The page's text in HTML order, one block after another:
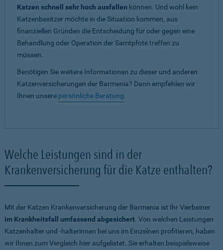
Katzen schnell sehr hoch ausfallen können. Und wohl kein
Katzenbesitzer möchte in die Situation kommen, aus
finanziellen Gründen die Entscheidung für oder gegen eine
Behandlung oder Operation der Samtpfote treffen zu
müssen.
Benötigen Sie weitere Informationen zu dieser und anderen
Katzenversicherungen der Barmenia? Dann empfehlen wir
Ihnen unsere persönliche Beratung.
Welche Leistungen sind in der
Krankenversicherung für die Katze enthalten?
Mit der Katzen Krankenversicherung der Barmenia ist Ihr Vierbeiner
im Krankheitsfall umfassend abgesichert. Von welchen Leistungen
Katzenhalter und -halterinnen bei uns im Einzelnen profitieren, haben
wir Ihnen zum Vergleich hier aufgelistet. Sie erhalten beispielsweise